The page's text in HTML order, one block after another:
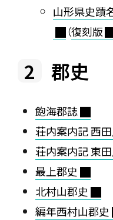
山形県史蹟
（復刻版
郡史
飽海郡誌
荘内案内記 西
荘内案内記 東
最上郡史
北村山郡史
編年西村山郡史